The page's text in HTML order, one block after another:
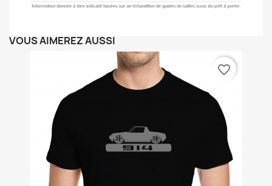
VOUS AIMEREZ AUSSI
favorite_border